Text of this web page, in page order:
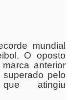
mundial
O oposto
anterior
pelo
atingiu